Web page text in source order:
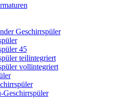
Geschirrspüler
45
teilintegriert
vollintegriert
Geschirrspüler